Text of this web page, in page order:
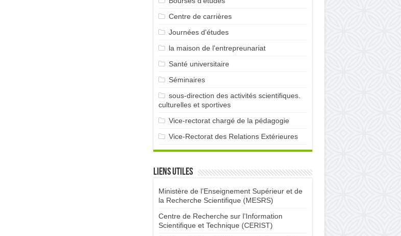
Centre de carrières
Journées d'études
la maison de l'entrepreunariat
Santé universitaire
Séminaires
sous-direction des activités scientifiques.
culturelles et sportives
Vice-rectorat chargé de la pédagogie
Vice-Rectorat des Relations Extérieures
Liens utiles
Ministère de l’Enseignement Supérieur et de
la Recherche Scientifique (MESRS)
Centre de Recherche sur l’Information
Scientifique et Technique (CERIST)